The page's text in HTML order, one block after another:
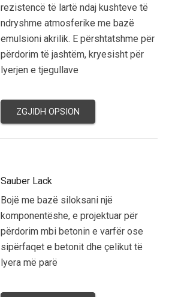
rezistencë të lartë ndaj kushteve të
ndryshme atmosferike me bazë
emulsioni akrilik. E përshtatshme për
përdorim të jashtëm, kryesisht për
lyerjen e tjegullave
ZGJIDH OPSION
Sauber Lack
Bojë me bazë siloksani një
komponentëshe, e projektuar për
përdorim mbi betonin e varfër ose
sipërfaqet e betonit dhe çelikut të
lyera më parë